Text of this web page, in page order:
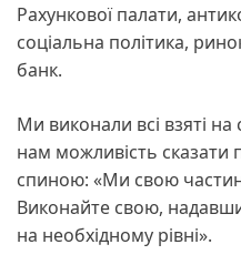
Рахункової палати,
соціальна політика,
банк.
Ми виконали всі взяті на
нам можливість сказати
спиною: «Ми свою
Виконайте свою,
на необхідному рівні».